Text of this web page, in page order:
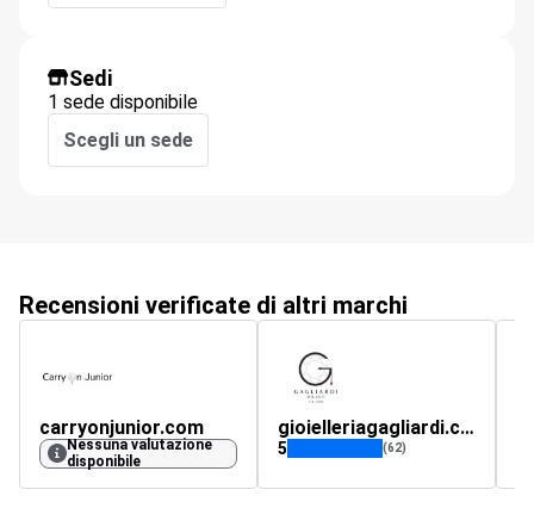
Sedi
1 sede disponibile
Scegli un sede
Recensioni verificate di altri marchi
carryonjunior.com
Nessuna valutazione
disponibile
gioielleriagagliardi.com
5 (62)